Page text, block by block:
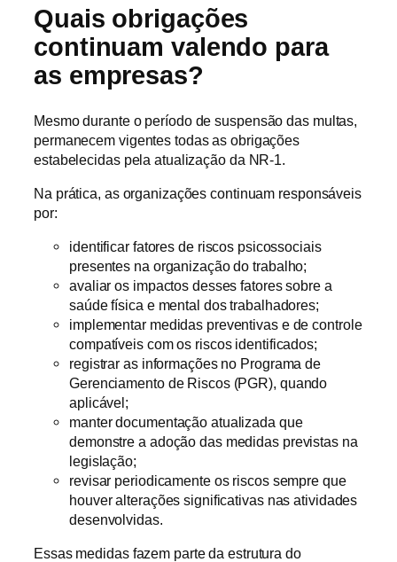
Quais obrigações
continuam valendo para
as empresas?
Mesmo durante o período de suspensão das multas,
permanecem vigentes todas as obrigações
estabelecidas pela atualização da NR-1.
Na prática, as organizações continuam responsáveis
por:
identificar fatores de riscos psicossociais
presentes na organização do trabalho;
avaliar os impactos desses fatores sobre a
saúde física e mental dos trabalhadores;
implementar medidas preventivas e de controle
compatíveis com os riscos identificados;
registrar as informações no Programa de
Gerenciamento de Riscos (PGR), quando
aplicável;
manter documentação atualizada que
demonstre a adoção das medidas previstas na
legislação;
revisar periodicamente os riscos sempre que
houver alterações significativas nas atividades
desenvolvidas.
Essas medidas fazem parte da estrutura do